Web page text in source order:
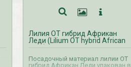
Лилия ОТ гибрид Африкан
Леди (Lilium OT hybrid African
Посадочный материал лилии ОТ
гибрид Африкан Леди упакован в